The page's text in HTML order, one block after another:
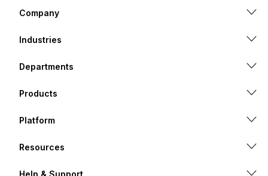
Company
Industries
Departments
Products
Platform
Resources
Help & Support